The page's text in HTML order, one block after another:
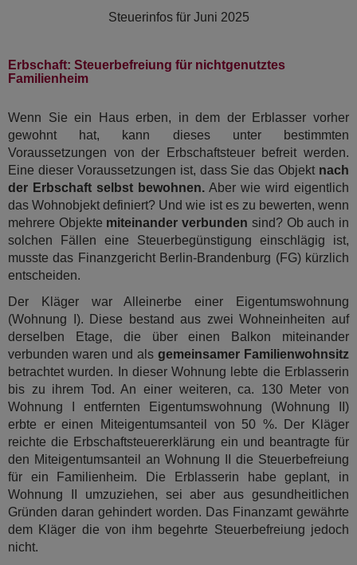
Steuerinfos für Juni 2025
Erbschaft: Steuerbefreiung für nichtgenutztes
Familienheim
Wenn Sie ein Haus erben, in dem der Erblasser vorher
gewohnt hat, kann dieses unter bestimmten
Voraussetzungen von der Erbschaftsteuer befreit werden.
Eine dieser Voraussetzungen ist, dass Sie das Objekt nach
der Erbschaft selbst bewohnen. Aber wie wird eigentlich
das Wohnobjekt definiert? Und wie ist es zu bewerten, wenn
mehrere Objekte miteinander verbunden sind? Ob auch in
solchen Fällen eine Steuerbegünstigung einschlägig ist,
musste das Finanzgericht Berlin-Brandenburg (FG) kürzlich
entscheiden.
Der Kläger war Alleinerbe einer Eigentumswohnung
(Wohnung I). Diese bestand aus zwei Wohneinheiten auf
derselben Etage, die über einen Balkon miteinander
verbunden waren und als gemeinsamer Familienwohnsitz
betrachtet wurden. In dieser Wohnung lebte die Erblasserin
bis zu ihrem Tod. An einer weiteren, ca. 130 Meter von
Wohnung I entfernten Eigentumswohnung (Wohnung II)
erbte er einen Miteigentumsanteil von 50 %. Der Kläger
reichte die Erbschaftsteuererklärung ein und beantragte für
den Miteigentumsanteil an Wohnung II die Steuerbefreiung
für ein Familienheim. Die Erblasserin habe geplant, in
Wohnung II umzuziehen, sei aber aus gesundheitlichen
Gründen daran gehindert worden. Das Finanzamt gewährte
dem Kläger die von ihm begehrte Steuerbefreiung jedoch
nicht.